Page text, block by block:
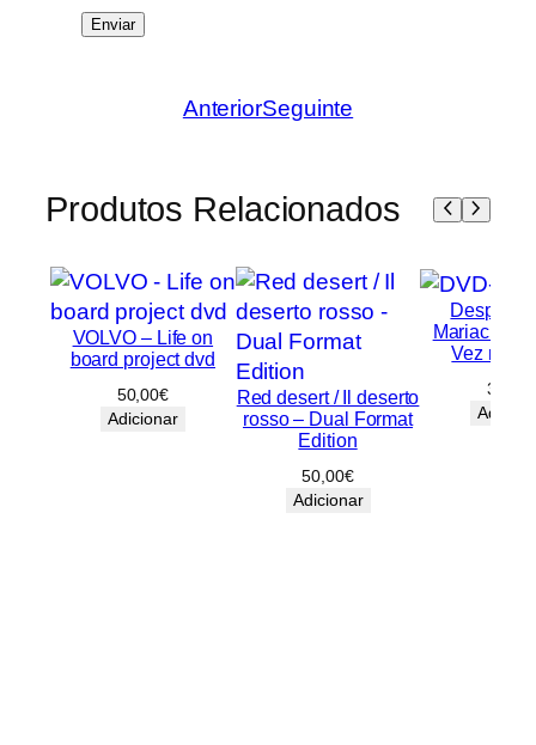
AnteriorSeguinte
Produtos Relacionados
VOLVO – Life on
board project dvd
50,00€
Adicionar
Red desert / Il deserto
rosso – Dual Format
Edition
50,00€
Adicionar
Mariachi /
Vez no
30,00